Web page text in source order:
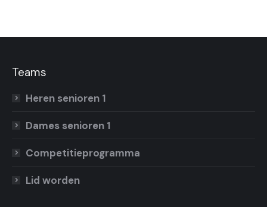
Teams
Heren senioren 1
Dames senioren 1
Competitieprogramma
Lid worden